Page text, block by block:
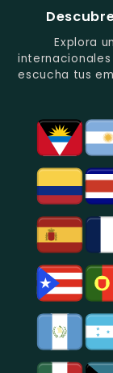
Música
Del
Recuerdo
En
Quito.
Explora
escucha tus